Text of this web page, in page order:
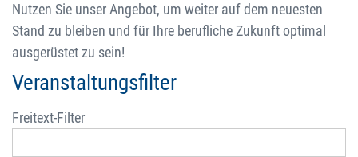
Nutzen Sie unser Angebot, um weiter auf dem neuesten
Stand zu bleiben und für Ihre berufliche Zukunft optimal
ausgerüstet zu sein!
Veranstaltungsfilter
Freitext-Filter